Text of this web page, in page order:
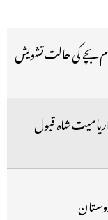
بچے کی حالت تشویش
شاہ قبول